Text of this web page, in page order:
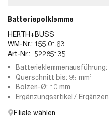
Batteriepolklemme
HERTH+BUSS
WM-Nr.: 155.01.63
Art-Nr.: 52285135
Batterieklemmenausführung:
Pressteil
Querschnitt bis: 95 mm²
Bolzen-Ø: 10 mm
Ergänzungsartikel /
Filiale wählen